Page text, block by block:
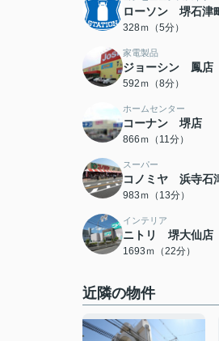
ローソン 堺石津
328ｍ（5分）
家電製品
ジョーシン 鳳店
592ｍ（8分）
ホームセンター
コーナン 堺店
866ｍ（11分）
スーパー
コノミヤ 浜寺石
983ｍ（13分）
インテリア
ニトリ 堺大仙店
1693ｍ（22分）
近隣の物件